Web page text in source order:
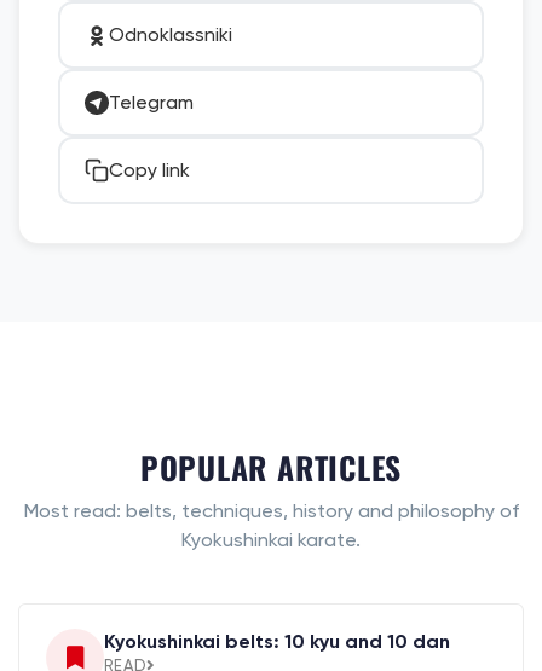
Odnoklassniki
Telegram
Copy link
POPULAR ARTICLES
Most read: belts, techniques, history and philosophy of
Kyokushinkai karate.
Kyokushinkai belts: 10 kyu and 10 dan
READ